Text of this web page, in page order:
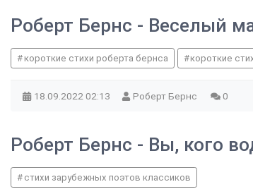
Роберт Бернс - Веселый
короткие стихи роберта бернса короткие
18.09.2022 02:13 Роберт Бернс 0
Роберт Бернс - Вы, кого
стихи зарубежных поэтов классиков